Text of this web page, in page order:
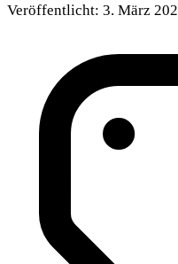
Veröffentlicht: 3. März